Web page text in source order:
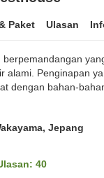
Paket Ulasan
berpemandangan
alami. Penginapan
dengan bahan-
Jepang
40